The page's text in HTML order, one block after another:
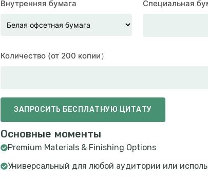
Внутренняя бумага Специальная
Количество (от 200 копии）
ЗАПРОСИТЬ БЕСПЛАТНУЮ ЦИТАТУ
Основные моменты
Premium Materials & Finishing Options
Универсальный для любой аудитории или